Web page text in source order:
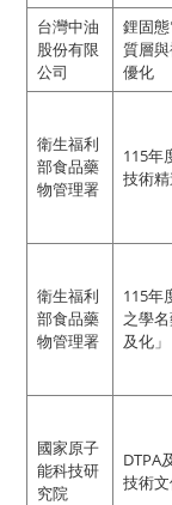
台灣中油
股份有限
公司
鋰固
質層
優化
衛生福利
部食品藥
物管理署
115年
技術精
衛生福利
部食品藥
物管理署
115年
之學
及化」
國家原子
能科技研
究院
DTPA
技術